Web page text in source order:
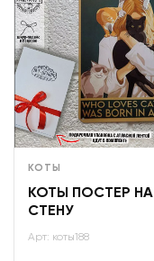
КОТЫ
КОТЫ ПОСТЕР НА
СТЕНУ
Арт: коты188